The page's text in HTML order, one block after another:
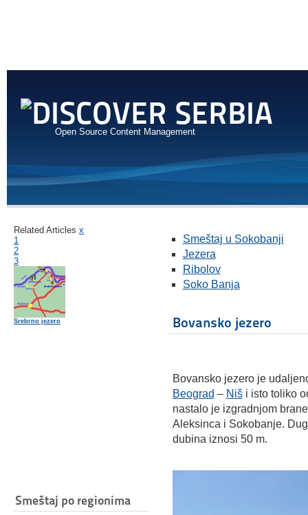
Open Source Content Management
Related Articles x
1
2
3
Srebrno jezero
Smeštaj po regionima
Smeštaj u Sokobanji
Jezera
Ribolov
Soko Banja
Bovansko jezero
Bovansko jezero je
Beograd – Niši isto toliko
nastalo je izgradnjom
Aleksinca i Sokobanje.
dubina iznosi 50 m.